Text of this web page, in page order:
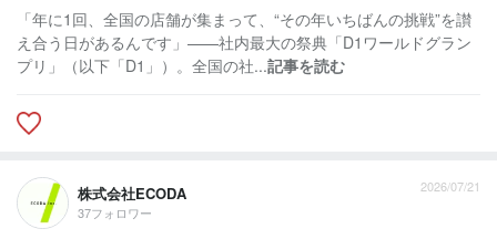
「年に1回、全国の店舗が集まって、“その年いちばんの挑戦”を讃
え合う日があるんです」——社内最大の祭典「D1ワールドグラン
プリ」（以下「D1」）。全国の社...記事を読む
株式会社ECODA
37フォロワー
2026/07/21